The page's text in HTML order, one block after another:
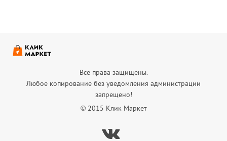
Все права защищены.
Любое копирование без уведомления администрации
запрещено!
© 2015 Клик Маркет
Вконтакте